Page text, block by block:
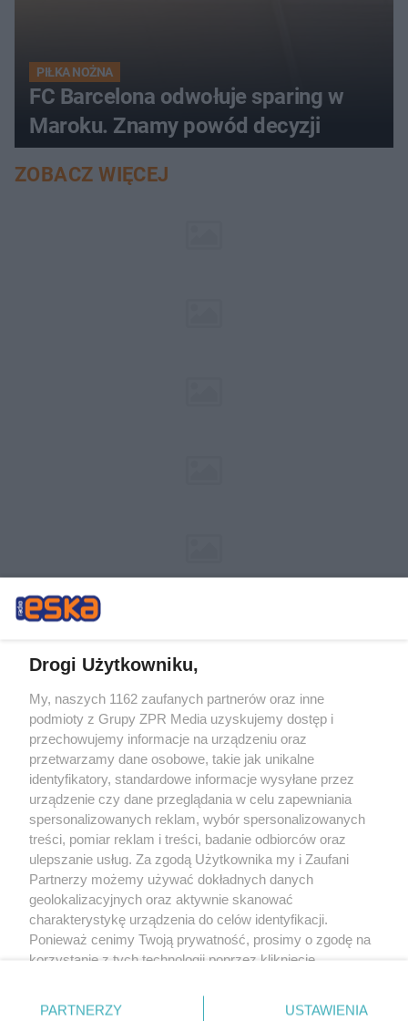
PIŁKA NOŻNA
FC Barcelona odwołuje sparing w
Maroku. Znamy powód decyzji
ZOBACZ WIĘCEJ
Żaden utwór zamieszczony w serwisie nie może być powielany i
rozpowszechniany lub dalej rozpowszechniany w jakikolwiek sposób (w
tym także elektroniczny lub mechaniczny) na jakimkolwiek polu
eksploatacji w jakiejkolwiek formie, włącznie z umieszczaniem w Internecie
bez pisemnej zgody właściciela praw. Jakiekolwiek użycie lub
wykorzystanie utworów w całości lub w części z naruszeniem prawa, tzn.
bez właściwej zgody, jest zabronione pod groźbą kary i może być ścigane
prawnie.
O nas
Drogi Użytkowniku,
My, naszych 1162 zaufanych partnerów oraz inne
podmioty z Grupy ZPR Media uzyskujemy dostęp i
przechowujemy informacje na urządzeniu oraz
przetwarzamy dane osobowe, takie jak unikalne
identyfikatory, standardowe informacje wysyłane przez
urządzenie czy dane przeglądania w celu zapewniania
spersonalizowanych reklam, wybór spersonalizowanych
treści, pomiar reklam i treści, badanie odbiorców oraz
ulepszanie usług. Za zgodą Użytkownika my i Zaufani
Partnerzy możemy używać dokładnych danych
geolokalizacyjnych oraz aktywnie skanować
charakterystykę urządzenia do celów identyfikacji.
Ponieważ cenimy Twoją prywatność, prosimy o zgodę na
korzystanie z tych technologii poprzez kliknięcie
zmienić/wycofać klikając przycisk ustawień prywatności
PARTNERZY USTAWIENIA